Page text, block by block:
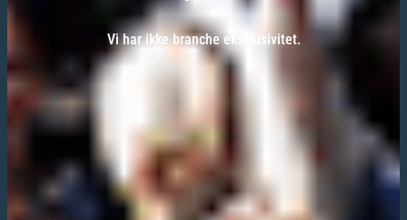
Vi har ikke branche eksklusivitet.